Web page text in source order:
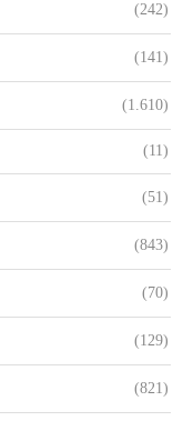
(242)
(141)
(1.610)
(11)
(51)
(843)
(70)
(129)
(821)